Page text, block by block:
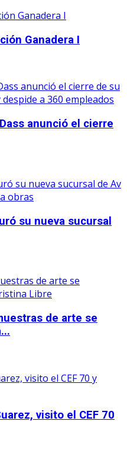
Ganadera I
anunció el cierre
su nueva sucursal
de arte se
visito el CEF 70